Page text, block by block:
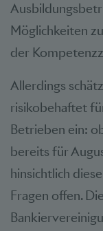
Möglichkeiten
der
Allerdings
risikobehaftet
Betrieben ein:
bereits für
hinsichtlich
Fragen offen.